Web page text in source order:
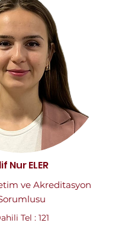
Nur ELER
ve Akreditasyon
Tel : 121